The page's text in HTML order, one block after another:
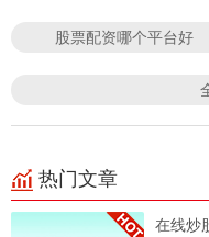
股票配资哪个平台好
热门文章
在线炒